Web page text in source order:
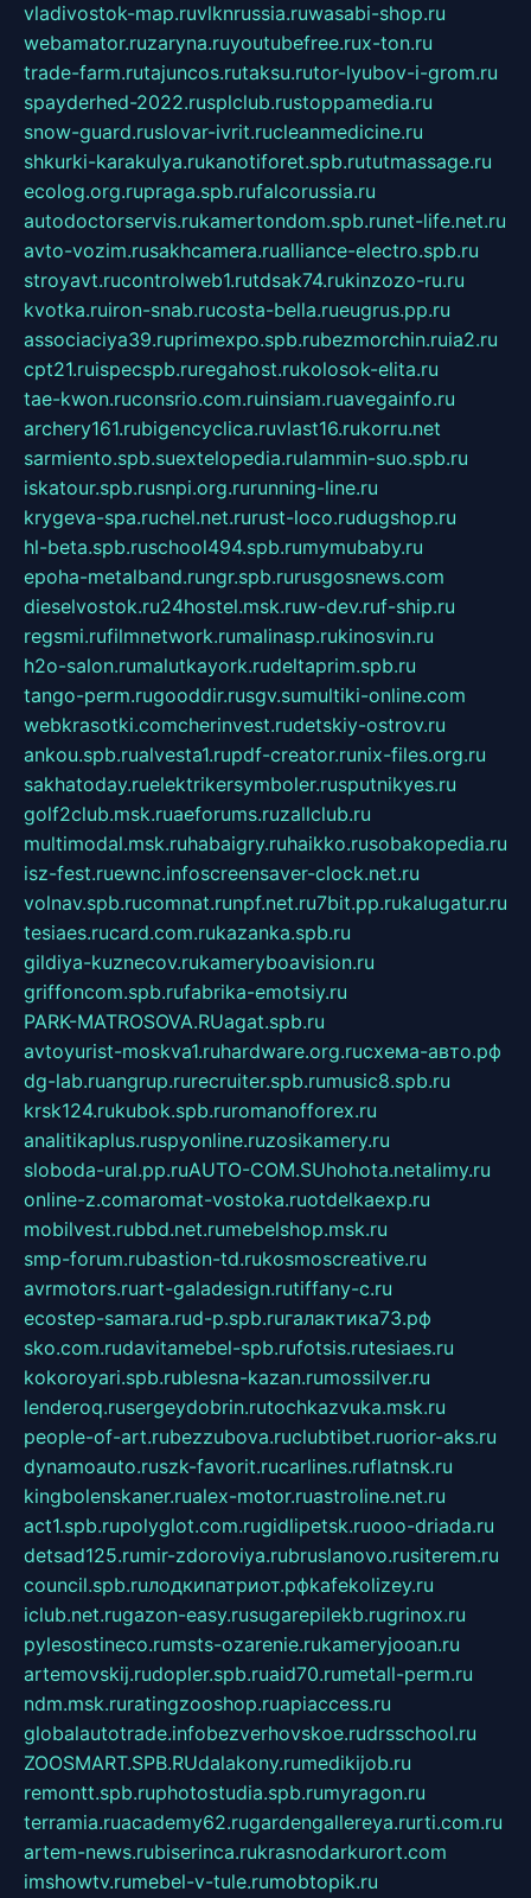
vladivostok-map.ruvlknrussia.ruwasabi-shop.ru
webamator.ruzaryna.ruyoutubefree.rux-ton.ru
trade-farm.rutajuncos.rutaksu.rutor-lyubov-i-grom.ru
spayderhed-2022.rusplclub.rustoppamedia.ru
snow-guard.ruslovar-ivrit.rucleanmedicine.ru
shkurki-karakulya.rukanotiforet.spb.rututmassage.ru
ecolog.org.rupraga.spb.rufalcorussia.ru
autodoctorservis.rukamertondom.spb.runet-life.net.ru
avto-vozim.rusakhcamera.rualliance-electro.spb.ru
stroyavt.rucontrolweb1.rutdsak74.rukinzozo-ru.ru
kvotka.ruiron-snab.rucosta-bella.rueugrus.pp.ru
associaciya39.ruprimexpo.spb.rubezmorchin.ruia2.ru
cpt21.ruispecspb.ruregahost.rukolosok-elita.ru
tae-kwon.ruconsrio.com.ruinsiam.ruavegainfo.ru
archery161.rubigencyclica.ruvlast16.rukorru.net
sarmiento.spb.suextelopedia.rulammin-suo.spb.ru
iskatour.spb.rusnpi.org.rurunning-line.ru
krygeva-spa.ruchel.net.rurust-loco.rudugshop.ru
hl-beta.spb.ruschool494.spb.rumymubaby.ru
epoha-metalband.rungr.spb.rurusgosnews.com
dieselvostok.ru24hostel.msk.ruw-dev.ruf-ship.ru
regsmi.rufilmnetwork.rumalinasp.rukinosvin.ru
h2o-salon.rumalutkayork.rudeltaprim.spb.ru
tango-perm.rugooddir.rusgv.sumultiki-online.com
webkrasotki.comcherinvest.rudetskiy-ostrov.ru
ankou.spb.rualvesta1.rupdf-creator.runix-files.org.ru
sakhatoday.ruelektrikersymboler.rusputnikyes.ru
golf2club.msk.ruaeforums.ruzallclub.ru
multimodal.msk.ruhabaigry.ruhaikko.rusobakopedia.ru
isz-fest.ruewnc.infoscreensaver-clock.net.ru
volnav.spb.rucomnat.runpf.net.ru7bit.pp.rukalugatur.ru
tesiaes.rucard.com.rukazanka.spb.ru
gildiya-kuznecov.rukameryboavision.ru
griffoncom.spb.rufabrika-emotsiy.ru
PARK-MATROSOVA.RUagat.spb.ru
avtoyurist-moskva1.ruhardware.org.ruсхема-авто.рф
dg-lab.ruangrup.rurecruiter.spb.rumusic8.spb.ru
krsk124.rukubok.spb.ruromanofforex.ru
analitikaplus.ruspyonline.ruzosikamery.ru
sloboda-ural.pp.ruAUTO-COM.SUhohota.netalimy.ru
online-z.comaromat-vostoka.ruotdelkaexp.ru
mobilvest.rubbd.net.rumebelshop.msk.ru
smp-forum.rubastion-td.rukosmoscreative.ru
avrmotors.ruart-galadesign.rutiffany-c.ru
ecostep-samara.rud-p.spb.ruгалактика73.рф
sko.com.rudavitamebel-spb.rufotsis.rutesiaes.ru
kokoroyari.spb.rublesna-kazan.rumossilver.ru
lenderoq.rusergeydobrin.rutochkazvuka.msk.ru
people-of-art.rubezzubova.ruclubtibet.ruorior-aks.ru
dynamoauto.ruszk-favorit.rucarlines.ruflatnsk.ru
kingbolenskaner.rualex-motor.ruastroline.net.ru
act1.spb.rupolyglot.com.rugidlipetsk.ruooo-driada.ru
detsad125.rumir-zdoroviya.rubruslanovo.rusiterem.ru
council.spb.ruлодкипатриот.рфkafekolizey.ru
iclub.net.rugazon-easy.rusugarepilekb.rugrinox.ru
pylesostineco.rumsts-ozarenie.rukameryjooan.ru
artemovskij.rudopler.spb.ruaid70.rumetall-perm.ru
ndm.msk.ruratingzooshop.ruapiaccess.ru
globalautotrade.infobezverhovskoe.rudrsschool.ru
ZOOSMART.SPB.RUdalakony.rumedikijob.ru
remontt.spb.ruphotostudia.spb.rumyragon.ru
terramia.ruacademy62.rugardengallereya.rurti.com.ru
artem-news.rubiserinca.rukrasnodarkurort.com
imshowtv.rumebel-v-tule.rumobtopik.ru